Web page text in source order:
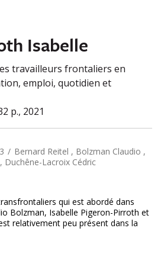
Isabelle
travailleurs frontaliers en
emploi, quotidien et
p., 2021
Bernard Reitel , Bolzman Claudio ,
Duchêne-Lacroix Cédric
qui est abordé dans
Bolzman, Isabelle Pigeron-Pirroth et
relativement peu présent dans la